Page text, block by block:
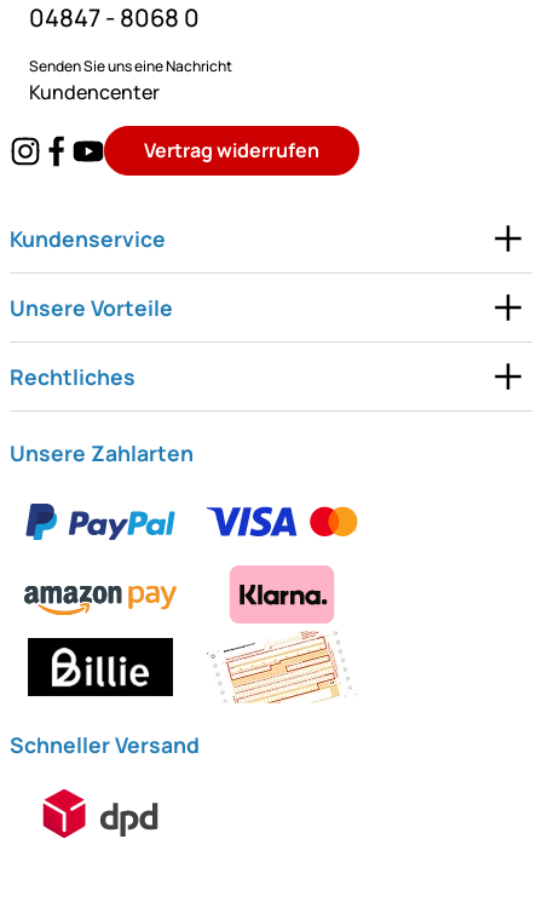
04847 - 8068 0
Senden Sie uns eine Nachricht
Kundencenter
Vertrag widerrufen
Kundenservice
Unsere Vorteile
Rechtliches
Unsere Zahlarten
Schneller Versand